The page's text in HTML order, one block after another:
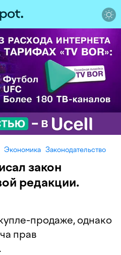
Экономика Законодательство
закон
редакции.
продаже, однако
прав